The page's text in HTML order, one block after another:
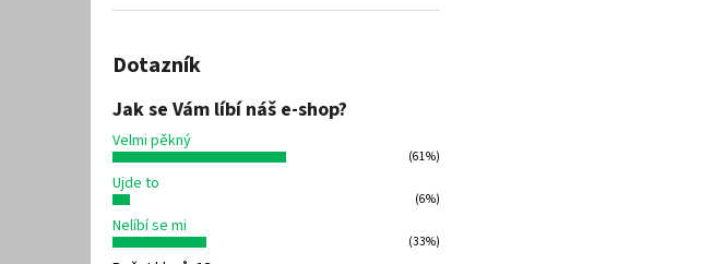
Dotazník
Jak se Vám líbí náš e-shop?
Velmi pěkný
(61%)
Ujde to
(6%)
Nelíbí se mi
(33%)